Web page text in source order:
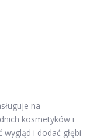
na
kosmetyków i
i dodać głębi